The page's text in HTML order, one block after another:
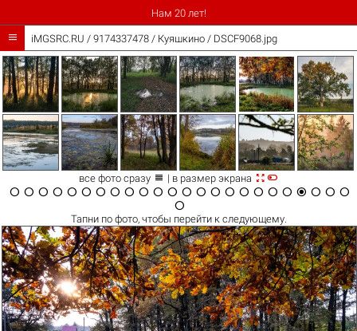
Нам 20 лет!
 iMGSRC.RU / 9174337478/ Куяшкино / DSCF9068.jpg
все фото сразу  | в размер экрана 
                       

Тапни по фото, чтобы перейти к следующему.